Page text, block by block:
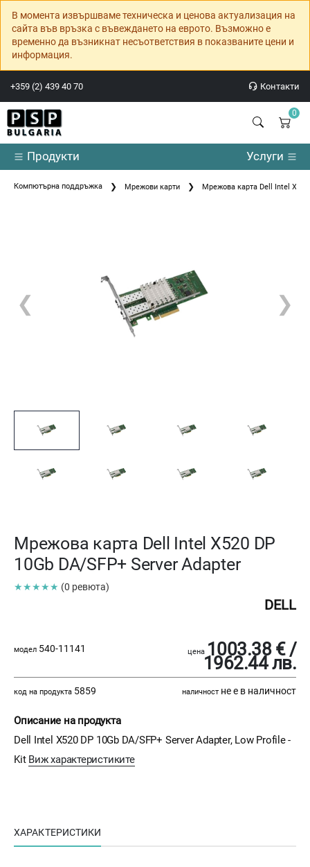
В момента извършваме техническа и ценова актуализация на
сайта във връзка с въвеждането на еврото. Възможно е
временно да възникнат несъответствия в показваните цени и
информация.
+359 (2) 439 40 70 Контакти
0
Продукти Услуги
Компютърна поддръжка Мрежови карти Мрежова карта Dell Intel
❮ ❯
Мрежова карта Dell Intel X520 DP
10Gb DA/SFP+ Server Adapter
★★★★★ (0 ревюта)
DELL
модел 540-11141 цена 1003.38 € /
1962.44 лв.
код на продукта 5859 наличност не е в наличност
Описание на продукта
Dell Intel X520 DP 10Gb DA/SFP+ Server Adapter, Low Profile -
Kit Виж характеристиките
ХАРАКТЕРИСТИКИ